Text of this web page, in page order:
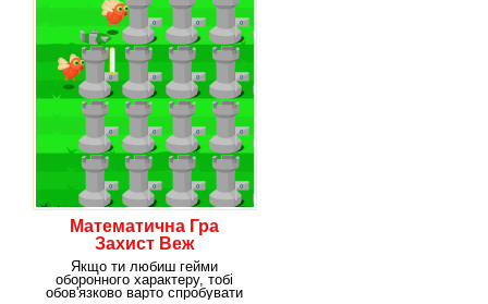
Математична Гра
Захист Веж
Якщо ти любиш гейми
оборонного характеру, тобі
обов'язково варто спробувати